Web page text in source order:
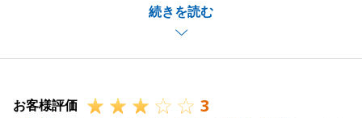
続きを読む
間がかかってしまったものの、定期的にY様とHPの
修正やお客様へのご紹介方法等、お打合せを行った結
果、ご成約に至ることができたと思っております。
くいただきました。
お客様評価 3